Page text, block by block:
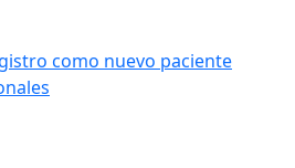
como nuevo paciente